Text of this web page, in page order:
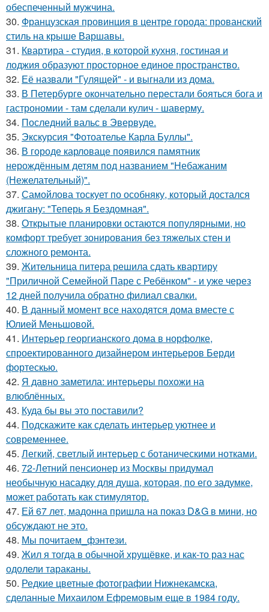
обеспеченный мужчина.
30. Французская провинция в центре города: прованский
стиль на крыше Варшавы.
31. Квартира - студия, в которой кухня, гостиная и
лоджия образуют просторное единое пространство.
32. Её назвали "Гулящей" - и выгнали из дома.
33. В Петербурге окончательно перестали бояться бога и
гастрономии - там сделали кулич - шаверму.
34. Последний вальс в Эвервуде.
35. Экскурсия "Фотоателье Карла Буллы".
36. В городе карловаце появился памятник
нерождённым детям под названием "Небажаним
(Нежелательный)".
37. Самойлова тоскует по особняку, который достался
джигану: "Теперь я Бездомная".
38. Открытые планировки остаются популярными, но
комфорт требует зонирования без тяжелых стен и
сложного ремонта.
39. Жительница питера решила сдать квартиру
"Приличной Семейной Паре с Ребёнком" - и уже через
12 дней получила обратно филиал свалки.
40. В данный момент все находятся дома вместе с
Юлией Меньшовой.
41. Интерьер георгианского дома в норфолке,
спроектированного дизайнером интерьеров Берди
фортескью.
42. Я давно заметила: интерьеры похожи на
влюблённых.
43. Куда бы вы это поставили?
44. Подскажите как сделать интерьер уютнее и
современнее.
45. Легкий, светлый интерьер с ботаническими нотками.
46. 72-Летний пенсионер из Москвы придумал
необычную насадку для душа, которая, по его задумке,
может работать как стимулятор.
47. Ей 67 лет, мадонна пришла на показ D&G в мини, но
обсуждают не это.
48. Мы почитаем_фэнтези.
49. Жил я тогда в обычной хрущёвке, и как-то раз нас
одолели тараканы.
50. Редкие цветные фотографии Нижнекамска,
сделанные Михаилом Ефремовым еще в 1984 году.